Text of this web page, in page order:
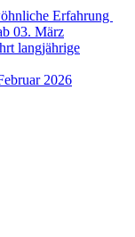
Erfahrung
03. März
langjährige
2026